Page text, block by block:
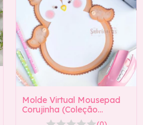
Molde Virtual Mousepad
Corujinha (Coleção
Mousepad Bichinhos)